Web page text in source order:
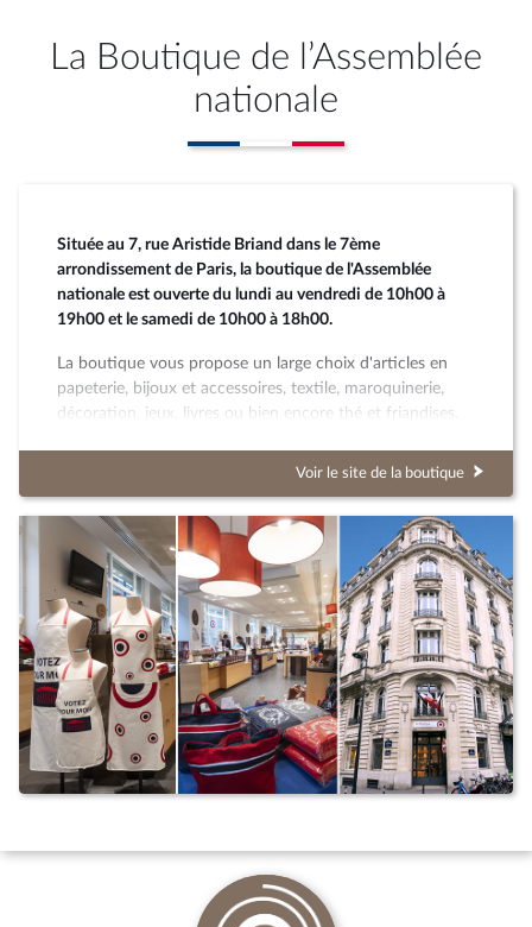
La Boutique de l’Assemblée
nationale
Située au 7, rue Aristide Briand dans le 7ème
arrondissement de Paris, la boutique de l'Assemblée
nationale est ouverte du lundi au vendredi de 10h00 à
19h00 et le samedi de 10h00 à 18h00.
La boutique vous propose un large choix d'articles en
papeterie, bijoux et accessoires, textile, maroquinerie,
décoration, jeux, livres ou bien encore thé et friandises.
Voir le site de la boutique